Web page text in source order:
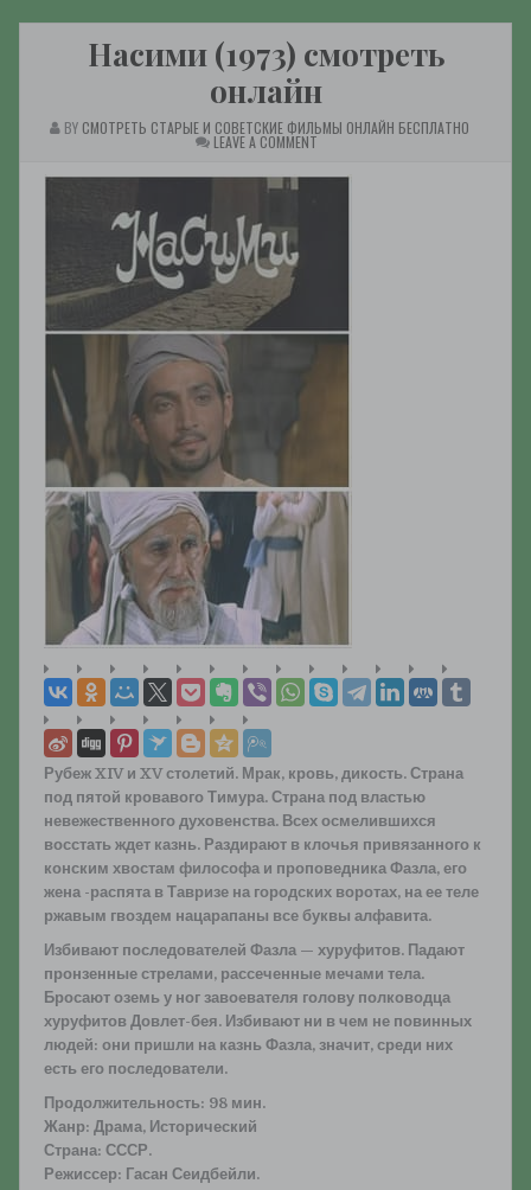
Насими (1973) смотреть
онлайн
BY СМОТРЕТЬ СТАРЫЕ И СОВЕТСКИЕ ФИЛЬМЫ ОНЛАЙН БЕСПЛАТНО
LEAVE A COMMENTON
СМОТРЕТЬ
Рубеж XIV и XV столетий. Мрак, кровь, дикость. Страна
под пятой кровавого Тимура. Страна под властью
невежественного духовенства. Всех осмелившихся
восстать ждет казнь. Раздирают в клочья привязанного к
конским хвостам философа и проповедника Фазла, его
жена -распята в Тавризе на городских воротах, на ее теле
ржавым гвоздем нацарапаны все буквы алфавита.
Избивают последователей Фазла — хуруфитов. Падают
пронзенные стрелами, рассеченные мечами тела.
Бросают оземь у ног завоевателя голову полководца
хуруфитов Довлет-бея. Избивают ни в чем не повинных
людей: они пришли на казнь Фазла, значит, среди них
есть его последователи.
Продолжительность: 98 мин.
Жанр: Драма, Исторический
Страна: СССР.
Режиссер: Гасан Сеидбейли.